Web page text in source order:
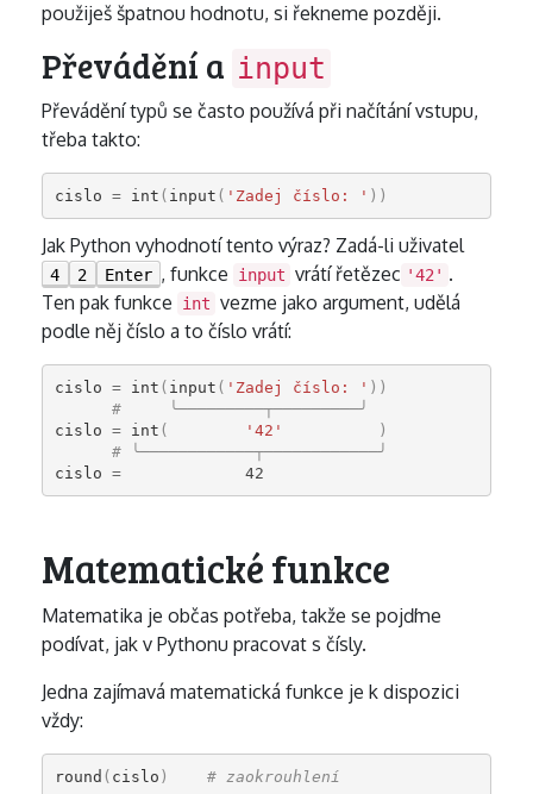
použiješ špatnou hodnotu, si řekneme později.
Převádění a input
Převádění typů se často používá při načítání vstupu,
třeba takto:
cislo = int ( input ( 'Zadej číslo: ' ))
Jak Python vyhodnotí tento výraz? Zadá-li uživatel
4 2 Enter , funkce input vrátí řetězec '42' .
Ten pak funkce
int vezme jako argument, udělá
podle něj číslo a to číslo vrátí:
cislo = int ( input ( 'Zadej číslo: ' ))
#     ╰─────────┬─────────╯
cislo = int ( '42'
)
# ╰────────────┬────────────╯
cislo = 42
Matematické funkce
Matematika je občas potřeba, takže se pojďme
podívat, jak v Pythonu pracovat s čísly.
Jedna zajímavá matematická funkce je k dispozici
vždy:
round ( cislo ) # zaokrouhlení